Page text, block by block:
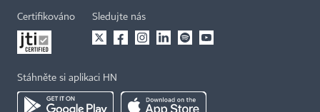
Certifikováno Sledujte nás
Stáhněte si aplikaci HN